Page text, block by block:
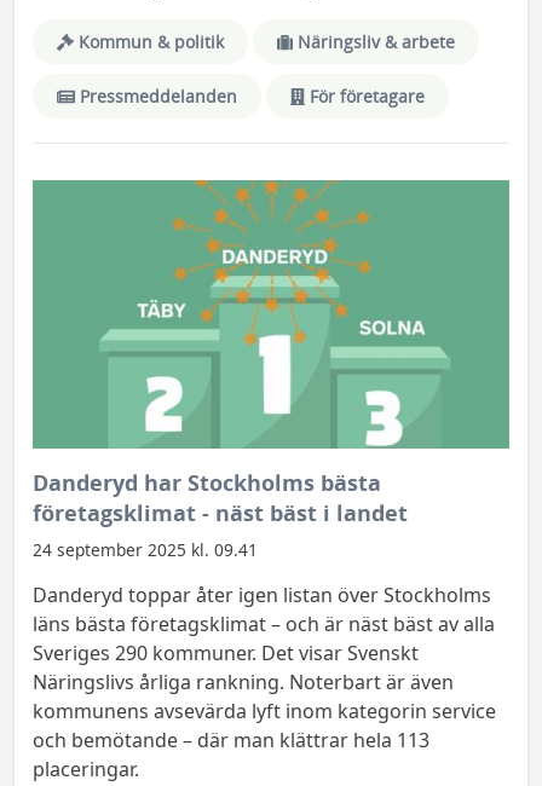
Kommun & politik Näringsliv & arbete
Pressmeddelanden För företagare
Danderyd har Stockholms bästa
företagsklimat - näst bäst i landet
24 september 2025 kl. 09.41
Danderyd toppar åter igen listan över Stockholms
läns bästa företagsklimat – och är näst bäst av alla
Sveriges 290 kommuner. Det visar Svenskt
Näringslivs årliga rankning. Noterbart är även
kommunens avsevärda lyft inom kategorin service
och bemötande – där man klättrar hela 113
placeringar.